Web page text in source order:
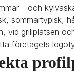
– och
sommartypisk,
vid grillplatsen
företagets